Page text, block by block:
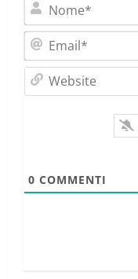
0 COMMENTI